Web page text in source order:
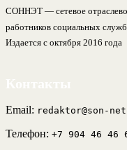
СОННЭТ — сетевое
работников социальных
Издается с октября 2016 года
Email: redaktor@son-
Телефон: +7 904 46 46